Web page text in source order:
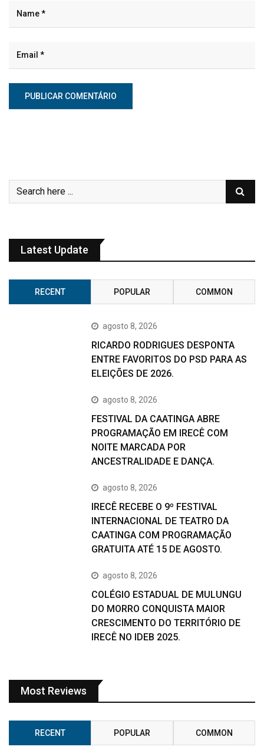
Latest Update
RECENT POPULAR COMMON
agosto 8, 2026
RICARDO RODRIGUES DESPONTA
ENTRE FAVORITOS DO PSD PARA AS
ELEIÇÕES DE 2026.
agosto 8, 2026
FESTIVAL DA CAATINGA ABRE
PROGRAMAÇÃO EM IRECÊ COM
NOITE MARCADA POR
ANCESTRALIDADE E DANÇA.
agosto 8, 2026
IRECÊ RECEBE O 9º FESTIVAL
INTERNACIONAL DE TEATRO DA
CAATINGA COM PROGRAMAÇÃO
GRATUITA ATÉ 15 DE AGOSTO.
agosto 8, 2026
COLÉGIO ESTADUAL DE MULUNGU
DO MORRO CONQUISTA MAIOR
CRESCIMENTO DO TERRITÓRIO DE
IRECÊ NO IDEB 2025.
Most Reviews
RECENT POPULAR COMMON